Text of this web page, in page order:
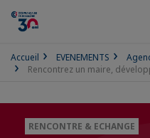
Accueil EVENEMENTS
Rencontrez un maire,
RENCONTRE & ECHANGE